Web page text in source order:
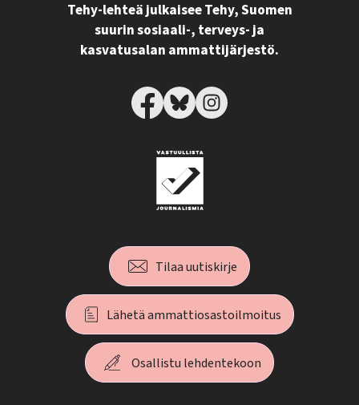
Tehy-lehteä julkaisee Tehy, Suomen
suurin sosiaali-, terveys- ja
kasvatusalan ammattijärjestö.
Tilaa uutiskirje
Lähetä ammattiosastoilmoitus
Osallistu lehdentekoon